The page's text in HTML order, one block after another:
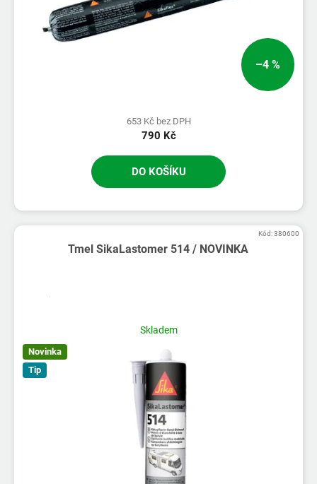
–4 %
653 Kč bez DPH
790 Kč
DO KOŠÍKU
Tmel SikaLastomer 514 / NOVINKA
Skladem
Novinka
Tip
Kód:380600